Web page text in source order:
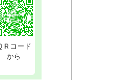
Ｒコード
から